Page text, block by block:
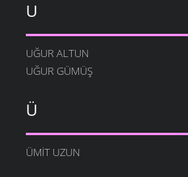
U
UĞUR ALTUN
UĞUR GÜMÜŞ
Ü
ÜMIT UZUN